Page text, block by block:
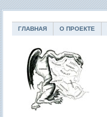
ГЛАВНАЯ О ПРОЕКТЕ